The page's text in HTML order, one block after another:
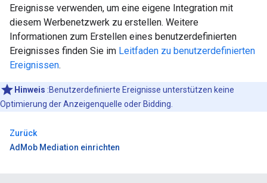
Ereignisse verwenden, um eine eigene Integration mit
diesem Werbenetzwerk zu erstellen. Weitere
Informationen zum Erstellen eines benutzerdefinierten
Ereignisses finden Sie im Leitfaden zu benutzerdefinierten
Ereignissen.
Hinweis :Benutzerdefinierte Ereignisse unterstützen keine
Optimierung der Anzeigenquelle oder Bidding.
Zurück
AdMob Mediation einrichten